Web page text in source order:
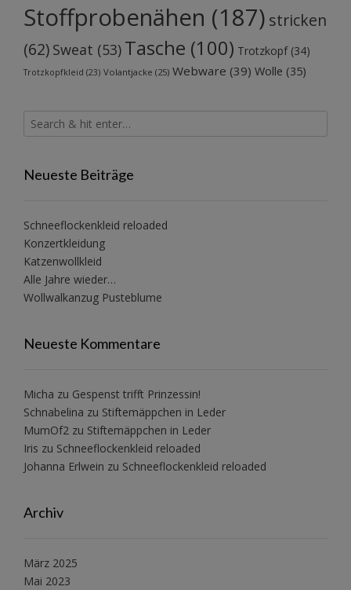
Stoffprobenähen (187) stricken
(62) Sweat (53) Tasche (100) Trotzkopf(34)
Trotzkopfkleid (23) Volantjacke (25) Webware (39) Wolle (35)
Neueste Beiträge
Schneeflockenkleid reloaded
Konzertkleidung
Katzenwollkleid
Alle Jahre wieder…
Wollwalkanzug Pusteblume
Neueste Kommentare
Micha zu Gespenst trifft Prinzessin!
Schnabelina zu Stiftemäppchen in Leder
MumOf2 zu Stiftemäppchen in Leder
Iris zu Schneeflockenkleid reloaded
Johanna Erlwein zu Schneeflockenkleid reloaded
Archiv
März 2025
Mai 2023